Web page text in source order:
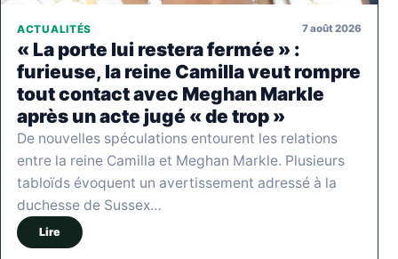
ACTUALITÉS 7 août 2026
« La porte lui restera fermée » :
furieuse, la reine Camilla veut rompre
tout contact avec Meghan Markle
après un acte jugé « de trop »
De nouvelles spéculations entourent les relations
entre la reine Camilla et Meghan Markle. Plusieurs
tabloïds évoquent un avertissement adressé à la
duchesse de Sussex…
Lire